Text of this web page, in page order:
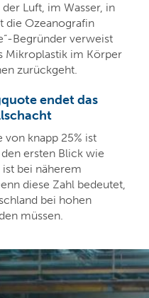
Luft, im Wasser, in
die Ozeanografin
Begründer verweist
Mikroplastik im Körper
zurückgeht.
endet das
knapp 25% ist
ersten Blick wie
bei näherem
diese Zahl bedeutet,
bei hohen
müssen.